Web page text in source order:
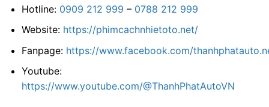
Hotline: 0909 212 999 – 0788 212 999
Website: https://phimcachnhietoto.net/
Fanpage: https://www.facebook.com/
Youtube:
https://www.youtube.com/@ThanhPhatAutoVN